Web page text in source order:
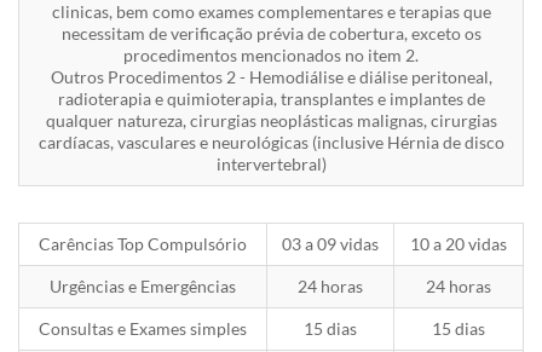
clinicas, bem como exames complementares e terapias que
necessitam de verificação prévia de cobertura, exceto os
procedimentos mencionados no item 2.
Outros Procedimentos 2 - Hemodiálise e diálise peritoneal,
radioterapia e quimioterapia, transplantes e implantes de
qualquer natureza, cirurgias neoplásticas malignas, cirurgias
cardíacas, vasculares e neurológicas (inclusive Hérnia de disco
intervertebral)
Carências Top Compulsório 03 a 09 vidas 10 a 20 vidas
Urgências e Emergências 24 horas 24 horas
Consultas e Exames simples 15 dias 15 dias